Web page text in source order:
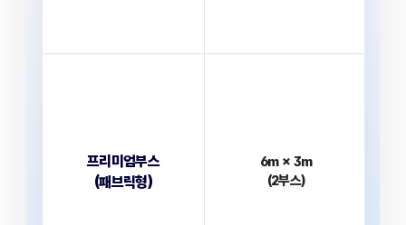
프리미엄부스
(패브릭형)
6m × 3m
(2부스)